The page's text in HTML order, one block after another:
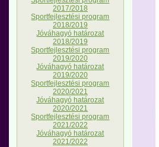
2017/2018
Sportfejlesztési program
2018/2019
Jóváhagyó határozat
2018/2019
Sportfejlesztési program
2019/2020
Jóváhagyó határozat
2019/2020
Sportfejlesztési program
2020/2021
Jóváhagyó határozat
2020/2021
Sportfejlesztési program
2021/2022
Jóváhagyó határozat
2021/2022